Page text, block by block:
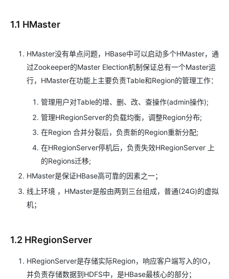
1.1 HMaster
HMaster没有单点问题，HBase中可以启动多个HMaster，通
过Zookeeper的Master Election机制保证总有一个Master运
行，HMaster在功能上主要负责Table和Region的管理工作：
管理用户对Table的增、删、改、查操作(admin操作);
管理HRegionServer的负载均衡，调整Region分布;
在Region 合并分裂后，负责新的Region重新分配;
在HRegionServer停机后，负责失效HRegionServer 上
的Regions迁移;
HMaster是保证HBase高可靠的因素之一；
线上环境 ，HMaster是般由两到三台组成，普通(24G)的虚拟
机；
1.2 HRegionServer
HRegionServer是存储实际Region，响应客户端写入的IO，
并负责存储数据到HDFS中，是HBase最核心的部分；